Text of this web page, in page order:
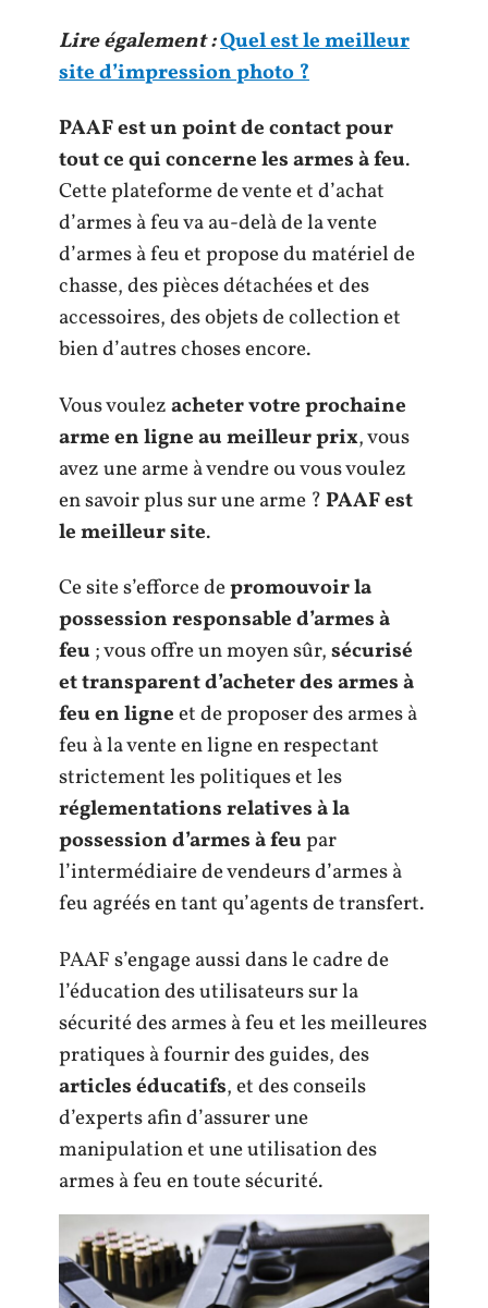
Lire également :Quel est le meilleur
site d’impression photo ?
PAAF est un point de contact pour
tout ce qui concerne les armes à feu.
Cette plateforme de vente et d’achat
d’armes à feu va au-delà de la vente
d’armes à feu et propose du matériel de
chasse, des pièces détachées et des
accessoires, des objets de collection et
bien d’autres choses encore.
Vous voulezacheter votre prochaine
arme en ligne au meilleur prix, vous
avez une arme à vendre ou vous voulez
en savoir plus sur une arme ?PAAF est
le meilleur site.
Ce site s’efforce depromouvoir la
possession responsable d’armes à
feu ; vous offre un moyen sûr,sécurisé
et transparent d’acheter des armes à
feu en ligneet de proposer des armes à
feu à la vente en ligne en respectant
strictement les politiques et les
réglementations relatives à la
possession d’armes à feupar
l’intermédiaire de vendeurs d’armes à
feu agréés en tant qu’agents de transfert.
PAAF s’engage aussi dans le cadre de
l’éducation des utilisateurs sur la
sécurité des armes à feu et les meilleures
pratiques à fournir des guides, des
articles éducatifs, et des conseils
d’experts afin d’assurer une
manipulation et une utilisation des
armes à feu en toute sécurité.